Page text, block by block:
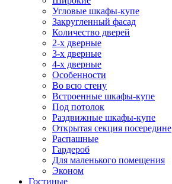
Угловые шкафы-купе
Закругленный фасад
Количество дверей
2-х дверные
3-х дверные
4-х дверные
Особенности
Во всю стену
Встроенные шкафы-купе
Под потолок
Раздвижные шкафы-купе
Открытая секция посередине
Распашные
Гардероб
Для маленького помещения
Эконом
Гостиные